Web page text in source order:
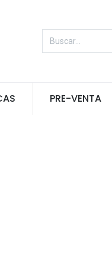
PRE-VENTA